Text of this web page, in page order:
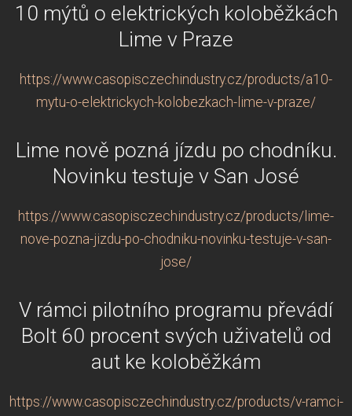
10 mýtů o elektrických koloběžkách
Lime v Praze
https://www.casopisczechindustry.cz/products/a10-
mytu-o-elektrickych-kolobezkach-lime-v-praze/
Lime nově pozná jízdu po chodníku.
Novinku testuje v San José
https://www.casopisczechindustry.cz/products/lime-
nove-pozna-jizdu-po-chodniku-novinku-testuje-v-san-
jose/
V rámci pilotního programu převádí
Bolt 60 procent svých uživatelů od
aut ke koloběžkám
https://www.casopisczechindustry.cz/products/v-ramci-